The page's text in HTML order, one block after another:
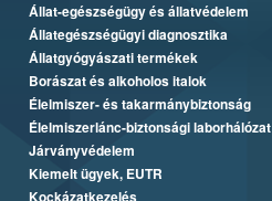
Állat-egészségügy és állatvédelem
Állategészségügyi diagnosztika
Állatgyógyászati termékek
Borászat és alkoholos italok
Élelmiszer- és takarmánybiztonság
Élelmiszerlánc-biztonsági laborhálózat
Járványvédelem
Kiemelt ügyek, EUTR
Kockázatkezelés